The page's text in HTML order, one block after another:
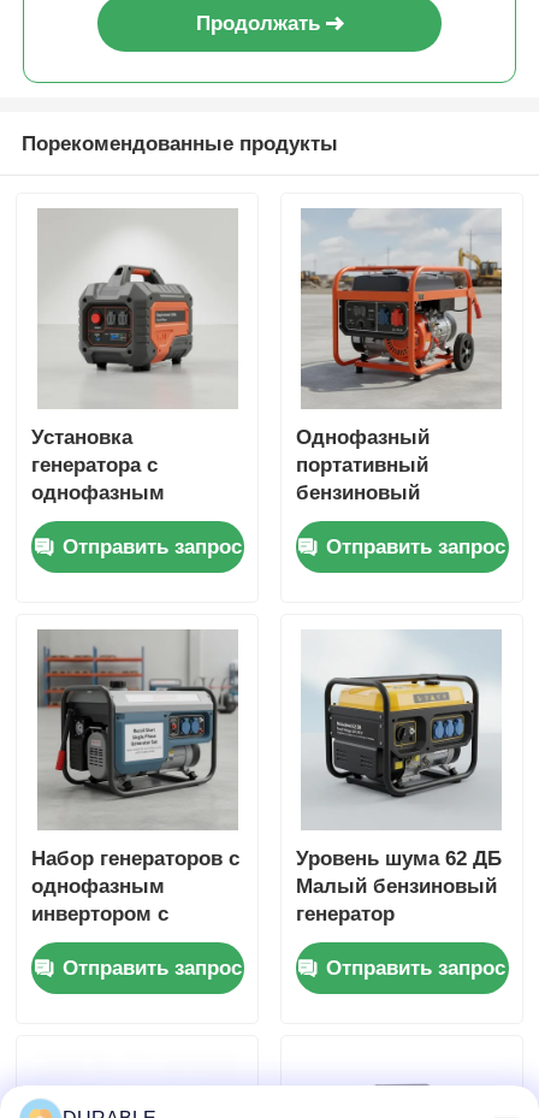
Продолжать
Порекомендованные продукты
Установка
генератора с
однофазным
инвертором
емкостью 532 мл с
зарядным
DC5V1A
Отправить запрос
Однофазный
портативный
бензиновый
генератор с
выходом DC12V5A
Идеален для
мест и резервного
чрезвычайных
ситуациях
Отправить запрос
Набор генераторов с
однофазным
инвертором с
уровнем шума 62 ДБ
Отправить запрос
Уровень шума 62 ДБ
Малый бензиновый
генератор
номинальное
напряжение 120 240
В Источник энергии
чрезвычайных
Отправить запрос